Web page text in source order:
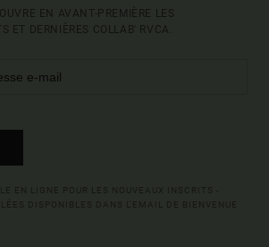
EN AVANT-PREMIÈRE LES
ET DERNIÈRES COLLAB' RVCA.